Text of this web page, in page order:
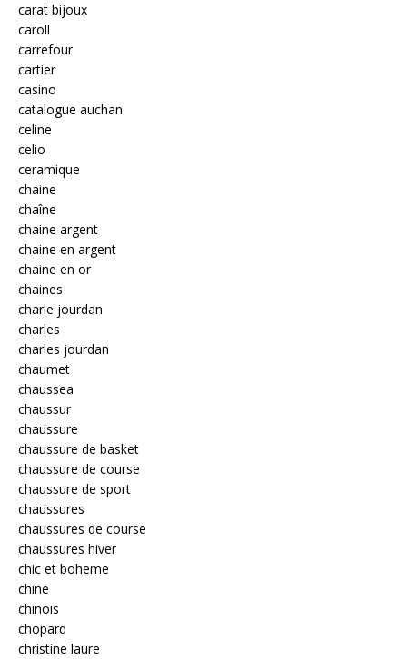
carat bijoux
caroll
carrefour
cartier
casino
catalogue auchan
celine
celio
ceramique
chaine
chaîne
chaine argent
chaine en argent
chaine en or
chaines
charle jourdan
charles
charles jourdan
chaumet
chaussea
chaussur
chaussure
chaussure de basket
chaussure de course
chaussure de sport
chaussures
chaussures de course
chaussures hiver
chic et boheme
chine
chinois
chopard
christine laure